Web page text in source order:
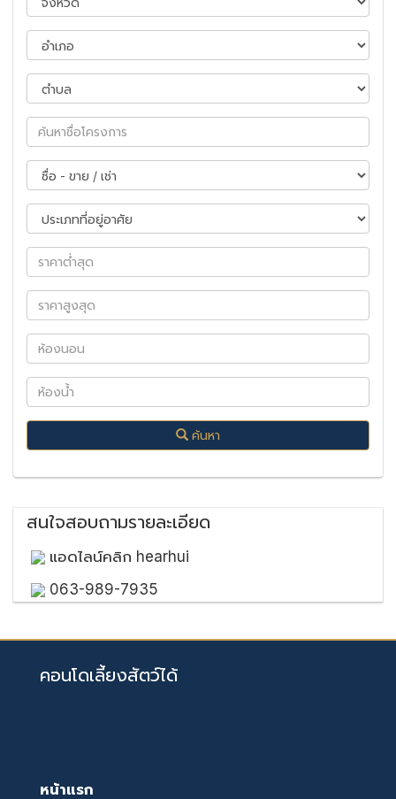
ค้นหา
สนใจสอบถามรายละเอียด
แอดไลน์คลิก hearhui
063-989-7935
คอนโดเลี้ยงสัตว์ได้
หน้าแรก